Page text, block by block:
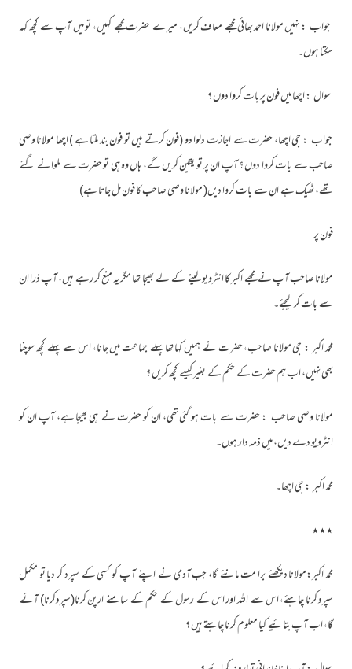
جواب : نہیں مولانا احمد بھائی مجھے معاف کریں، میرے حضرت مجھے کہیں، تو میں آپ سے کچھ کہہ
سکتا ہوں۔
سوال : اچھا میں فون پر بات کروا دوں ؟
جواب : جی اچھا، حضرت سے اجازت دلوا دو (فون کرتے ہیں تو فون بند ملتا ہے ) اچھا مولانا وصی
صاحب سے بات کروا دوں ؟ آپ ان پر تو یقین کریں گے، ہاں وہ ہی تو حضرت سے ملوانے گئے
تھے، ٹھیک ہے ان سے بات کروا دیں( مولانا وصی صاحب کا فون مل جاتا ہے)
فون پر
مولانا صاحب آپ نے مجھے اکبر کا انٹرویو لینے کے لے بھیجا تھا مگر یہ منع کر رہے ہیں، آپ ذرا ان
سے بات کر لیجئے۔
محمد اکبر : جی مولانا صاحب، حضرت نے ہمیں کہا تھا پہلے جماعت میں جانا، اس سے پہلے کچھ سوچنا
بھی نہیں، اب ہم حضرت کے حکم کے بغیر کیسے کچھ کریں ؟
مولانا وصی صاحب : حضرت سے بات ہو گئی تھی، ان کو حضرت نے ہی بھیجا ہے، آپ ان کو
انٹرویو دے دیں، میں ذمہ دار ہوں۔
محمد اکبر : جی اچھا۔
٭٭٭
محمد اکبر:مولانا دیکھئے برا مت مانئے گا، جب آدمی نے اپنے آپ کو کسی کے سپرد کر دیا تو مکمل
سپرد کرنا چاہئے، اس سے اللہ اور اس کے رسول کے حکم کے سامنے ارپن کرنا(سپردکرنا) آئے
گا، اب آپ بتائیے کیا معلوم کرنا چاہتے ہیں ؟